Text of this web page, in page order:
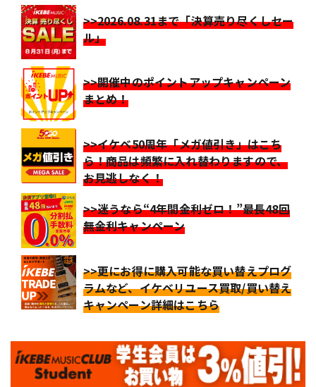
>>2026.08.31まで「決算売り尽くしセー
ル」
>>開催中のポイントアップキャンペーン
まとめ！
>>イケベ50周年「メガ値引き」はこち
ら！商品は頻繁に入れ替わりますので、
お見逃しなく！
>>迷うなら“4年間金利ゼロ！”最長48回
無金利キャンペーン
>>更にお得に購入可能な買い替えプログ
ラムなど、イケベリユース買取/買い替え
キャンペーン詳細はこちら